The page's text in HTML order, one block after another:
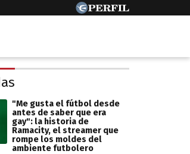
"Me gusta el fútbol desde
antes de saber que era
gay": la historia de
Ramacity, el streamer que
rompe los moldes del
ambiente futbolero